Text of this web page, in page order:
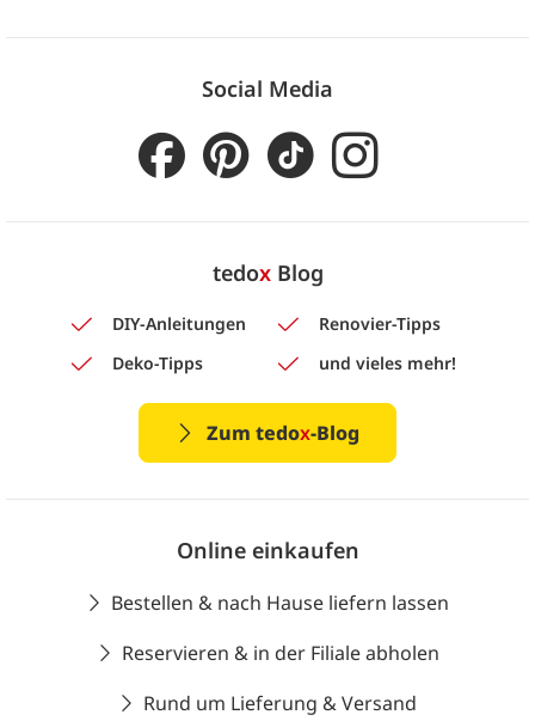
Social Media
tedoxBlog
DIY-Anleitungen
Renovier-Tipps
Deko-Tipps
und vieles mehr!
Zum tedox-Blog
Online einkaufen
Bestellen & nach Hause liefern lassen
Reservieren & in der Filiale abholen
Rund um Lieferung & Versand